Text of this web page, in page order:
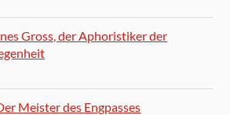
Gross, der Aphoristiker der
Meister des Engpasses